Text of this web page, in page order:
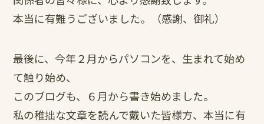
本当に有難うございました。（感謝、御礼）
最後に、今年２月からパソコンを、生まれて始め
て触り始め、
このブログも、６月から書き始めました。
私の稚拙な文章を読んで戴いた皆様方、本当に有